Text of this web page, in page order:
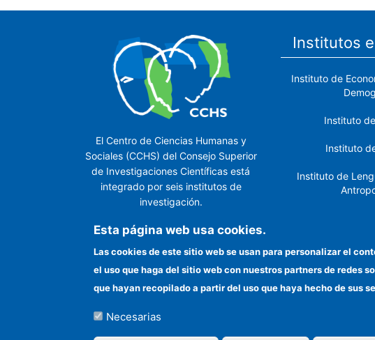
El Centro de Ciencias Humanas y
Sociales (CCHS) del Consejo Superior
de Investigaciones Científicas está
integrado por seis institutos de
investigación.
Institutos
Instituto de
Instituto
Instituto
Instituto de
Instituto de
Esta página web usa cookies.
Las cookies de este sitio web se usan para personalizar el
el uso que haga del sitio web con nuestros partners de redes
que hayan recopilado a partir del uso que haya hecho de sus
Necesarias